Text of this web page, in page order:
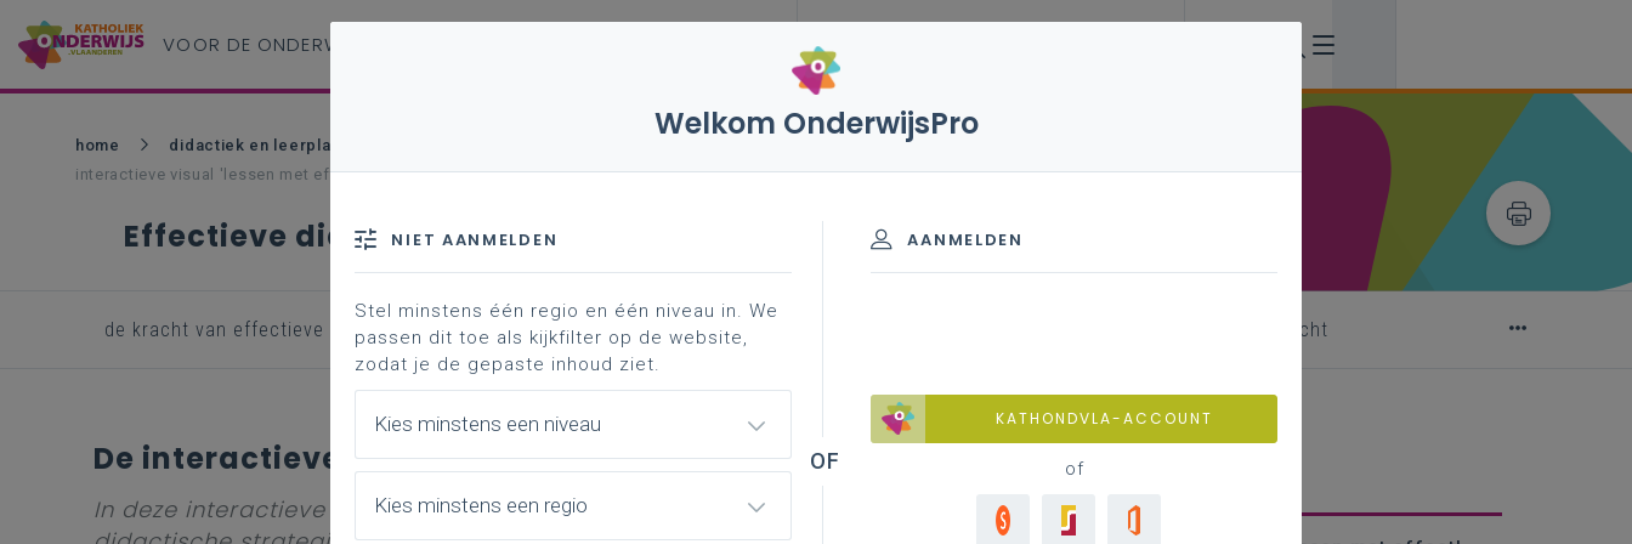
VOOR DE ONDERWIJS
home didactiek en leerplannen - so effectieve didactiek
interactieve visual 'lessen met effect'
Effectieve didactiek
de kracht van effectieve didactiek de interactieve visual 'lessen met effect' de elementen van ‘lessen met effect’ toegelicht
De interactieve visual 'lessen met effect'
In deze interactieve visual hebben we een handig overzicht willen geven van
Welkom OnderwijsPro
AANMELDEN
KATHONDVLA-ACCOUNT
of
NIET AANMELDEN
Stel minstens één regio en één niveau in. We
passen dit toe als kijkfilter op de website,
zodat je de gepaste inhoud ziet.
Kies minstens een niveau
Kies minstens een regio